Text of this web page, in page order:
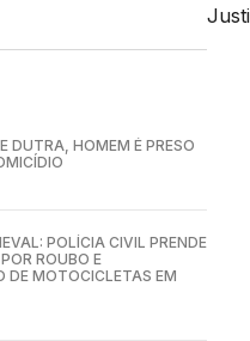
DUTRA, HOMEM É PRESO
POLÍCIA CIVIL PRENDE
ROUBO E
DE MOTOCICLETAS EM